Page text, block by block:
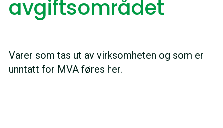
avgiftsområdet
Varer som tas ut av virksomheten og som er
unntatt for MVA føres her.